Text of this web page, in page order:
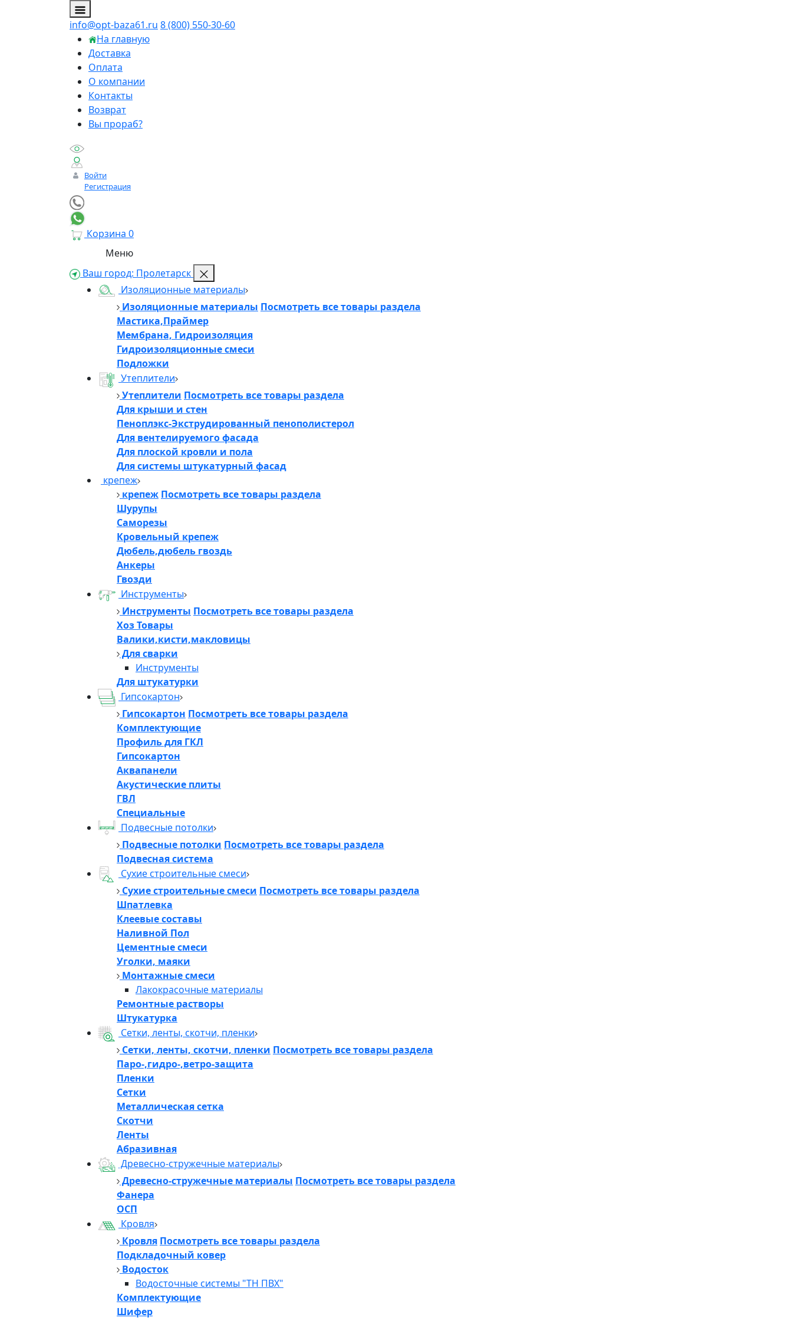
info@opt-baza61.ru 8 (800) 550-30-60
На главную
Доставка
Оплата
О компании
Контакты
Возврат
Вы прораб?
Войти
Регистрация
Корзина 0
Меню
Ваш город: Пролетарск
Изоляционные материалы
Изоляционные материалы Посмотреть все товары раздела
Мастика,Праймер
Мембрана, Гидроизоляция
Гидроизоляционные смеси
Подложки
Утеплители
Утеплители Посмотреть все товары раздела
Для крыши и стен
Пеноплэкс-Экструдированный пенополистерол
Для вентелируемого фасада
Для плоской кровли и пола
Для системы штукатурный фасад
крепеж
крепеж Посмотреть все товары раздела
Шурупы
Саморезы
Кровельный крепеж
Дюбель,дюбель гвоздь
Анкеры
Гвозди
Инструменты
Инструменты Посмотреть все товары раздела
Хоз Товары
Валики,кисти,макловицы
Для сварки
Инструменты
Для штукатурки
Гипсокартон
Гипсокартон Посмотреть все товары раздела
Комплектующие
Профиль для ГКЛ
Гипсокартон
Аквапанели
Акустические плиты
ГВЛ
Специальные
Подвесные потолки
Подвесные потолки Посмотреть все товары раздела
Подвесная система
Сухие строительные смеси
Сухие строительные смеси Посмотреть все товары раздела
Шпатлевка
Клеевые составы
Наливной Пол
Цементные смеси
Уголки, маяки
Монтажные смеси
Лакокрасочные материалы
Ремонтные растворы
Штукатурка
Сетки, ленты, скотчи, пленки
Сетки, ленты, скотчи, пленки Посмотреть все товары раздела
Паро-,гидро-,ветро-защита
Пленки
Сетки
Металлическая сетка
Скотчи
Ленты
Абразивная
Древесно-стружечные материалы
Древесно-стружечные материалы Посмотреть все товары раздела
Фанера
ОСП
Кровля
Кровля Посмотреть все товары раздела
Подкладочный ковер
Водосток
Водосточные системы "ТН ПВХ"
Комплектующие
Шифер